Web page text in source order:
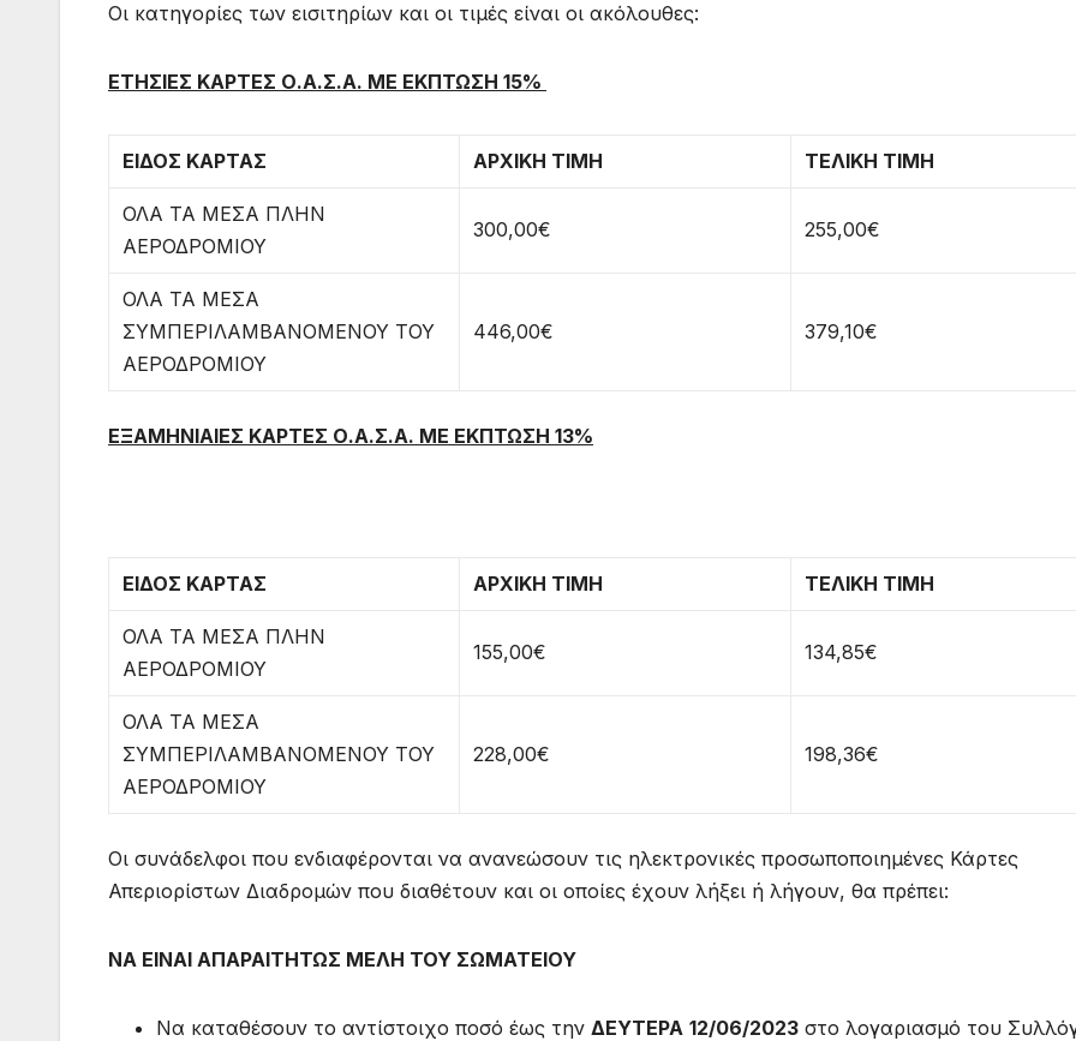
Οι κατηγορίες των εισιτηρίων και οι τιμές είναι οι ακόλουθες:
ΕΤΗΣΙΕΣ ΚΑΡΤΕΣ Ο.Α.Σ.Α. ΜΕ ΕΚΠΤΩΣΗ 15%
ΕΙΔΟΣ ΚΑΡΤΑΣ ΑΡΧΙΚΗ ΤΙΜΗ ΤΕΛΙΚΗ ΤΙΜΗ
ΟΛΑ ΤΑ ΜΕΣΑ ΠΛΗΝ
ΑΕΡΟΔΡΟΜΙΟΥ
300,00€ 255,00€
ΟΛΑ ΤΑ ΜΕΣΑ
ΣΥΜΠΕΡΙΛΑΜΒΑΝΟΜΕΝΟΥ ΤΟΥ
ΑΕΡΟΔΡΟΜΙΟΥ
446,00€ 379,10€
ΕΞΑΜΗΝΙΑΙΕΣ ΚΑΡΤΕΣ Ο.Α.Σ.Α. ΜΕ ΕΚΠΤΩΣΗ 13%
ΕΙΔΟΣ ΚΑΡΤΑΣ ΑΡΧΙΚΗ ΤΙΜΗ ΤΕΛΙΚΗ ΤΙΜΗ
ΟΛΑ ΤΑ ΜΕΣΑ ΠΛΗΝ
ΑΕΡΟΔΡΟΜΙΟΥ
155,00€ 134,85€
ΟΛΑ ΤΑ ΜΕΣΑ
ΣΥΜΠΕΡΙΛΑΜΒΑΝΟΜΕΝΟΥ ΤΟΥ
ΑΕΡΟΔΡΟΜΙΟΥ
228,00€ 198,36€
Οι συνάδελφοι που ενδιαφέρονται να ανανεώσουν τις ηλεκτρονικές προσωποποιημένες Κάρτες
Απεριορίστων Διαδρομών που διαθέτουν και οι οποίες έχουν λήξει ή λήγουν, θα πρέπει:
ΝΑ ΕΙΝΑΙ ΑΠΑΡΑΙΤΗΤΩΣ ΜΕΛΗ ΤΟΥ ΣΩΜΑΤΕΙΟΥ
Να καταθέσουν το αντίστοιχο ποσό έως την ΔΕΥΤΕΡΑ 12/06/2023 στο λογαριασμό του